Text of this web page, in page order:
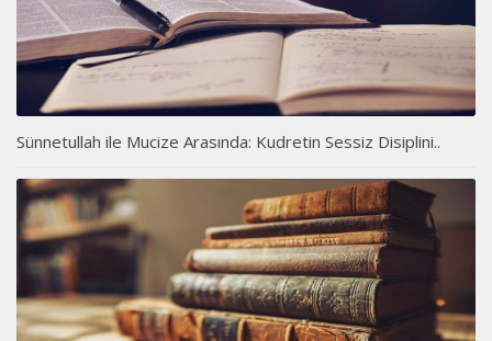
Sünnetullah ile Mucize Arasında: Kudretin Sessiz Disiplini..